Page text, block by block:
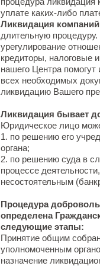
уплате каких-либо
Ликвидация компаний
длительную
урегулирование
кредиторы, налоговые
нашего Центра
всех необходимых
ликвидацию Вашего
Ликвидация бывает
Юридическое лицо
1. по решению его
органа;
2. по решению суда в
процессе
несостоятельным
Процедура
определена
следующие этапы:
Принятие общим
уполномоченным
назначение